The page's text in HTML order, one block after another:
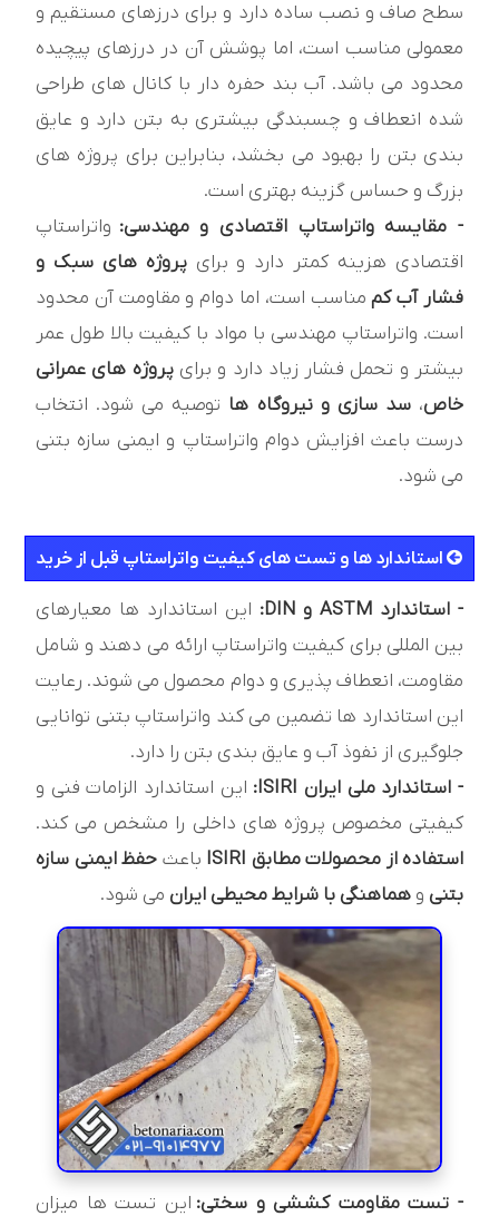
سطح صاف و نصب ساده دارد و برای درزهای مستقیم و
معمولی مناسب است، اما پوشش آن در درزهای پیچیده
محدود می باشد. آب بند حفره دار با کانال های طراحی
شده انعطاف و چسبندگی بیشتری به بتن دارد و عایق
بندی بتن را بهبود می بخشد، بنابراین برای پروژه های
بزرگ و حساس گزینه بهتری است.
- مقایسه واتراستاپ اقتصادی و مهندسی: واتراستاپ
اقتصادی هزینه کمتر دارد و برایپروژه های سبک و
فشار آب کم مناسب است، اما دوام و مقاومت آن محدود
است. واتراستاپ مهندسی با مواد با کیفیت بالا طول عمر
بیشتر و تحمل فشار زیاد دارد و برایپروژه های عمرانی
خاص،سد سازی و نیروگاه ها توصیه می شود. انتخاب
درست باعث افزایش دوام واتراستاپ و ایمنی سازه بتنی
می شود.
استاندارد ها و تست های کيفيت واتراستاپ قبل از خريد
- استاندارد ASTM و DIN:
این استاندارد ها معیارهای
بین المللی برای کیفیت واتراستاپ ارائه می دهند و شامل
مقاومت، انعطاف پذیری و دوام محصول می شوند. رعایت
این استاندارد ها تضمین می کند واتراستاپ بتنی توانایی
جلوگیری از نفوذ آب و عایق بندی بتن را دارد.
- استاندارد ملی ایران ISIRI:
این استاندارد الزامات فنی و
کیفیتی مخصوص پروژه های داخلی را مشخص می کند.
استفاده از محصولات مطابق ISIRI
باعث حفظ ایمنی سازه
بتنی و هماهنگی با شرایط محیطی ایران می شود.
- تست مقاومت کششی و سختی: این تست ها میزان